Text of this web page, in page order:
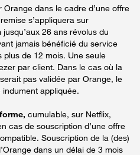
Orange dans le cadre d’une offre
s’appliquera sur
26 ans révolus du
jamais bénéficié du service
plus de 12 mois. Une seule
par client. Dans le cas où la
pas validée par Orange, le
appliquée.
cumulable, sur Netflix,
cas de souscription d’une offre
Souscription de la (des)
dans un délai de 3 mois